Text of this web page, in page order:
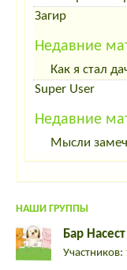
Загир
Недавние
Как я стал
Super User
Недавние
Мысли
НАШИ ГРУППЫ
Бар Насест
Участников: